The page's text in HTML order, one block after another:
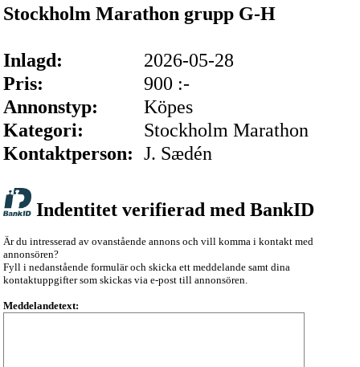
Stockholm Marathon grupp G-H
Inlagd:
2026-05-28
Pris:
900 :-
Annonstyp:
Köpes
Kategori:
Stockholm Marathon
Kontaktperson: J. Sædén
Indentitet verifierad med BankID
Är du intresserad av ovanstående annons och vill komma i kontakt med
annonsören?
Fyll i nedanstående formulär och skicka ett meddelande samt dina
kontaktuppgifter som skickas via e-post till annonsören.
Meddelandetext: